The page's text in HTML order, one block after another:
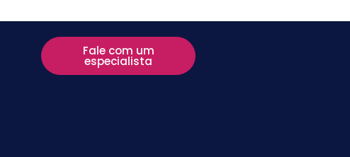
Fale com um
especialista